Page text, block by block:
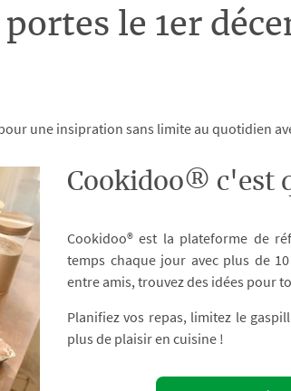
le 1er
une insipration sans limite au quotidien
Cookidoo® c'est
Cookidoo® est la plateforme de
temps chaque jour avec plus de
entre amis, trouvez des idées pour
Planifiez vos repas, limitez le
plus de plaisir en cuisine !